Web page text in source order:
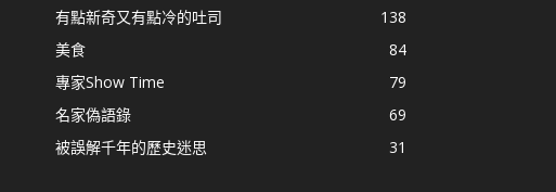
有點新奇又有點冷的吐司
138
美食
84
專家Show Time
79
名家偽語錄
69
被誤解千年的歷史迷思
31